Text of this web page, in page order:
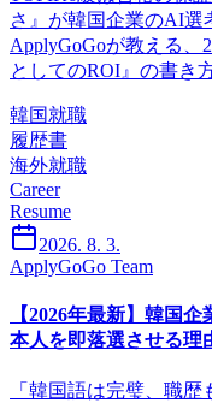
さ』が韓国企業のAI選
ApplyGoGoが教える、
としてのROI』の書き
韓国就職
履歴書
海外就職
Career
Resume
2026. 8. 3.
ApplyGoGo Team
【2026年最新】韓国
本人を即落選させる理
「韓国語は完璧、職